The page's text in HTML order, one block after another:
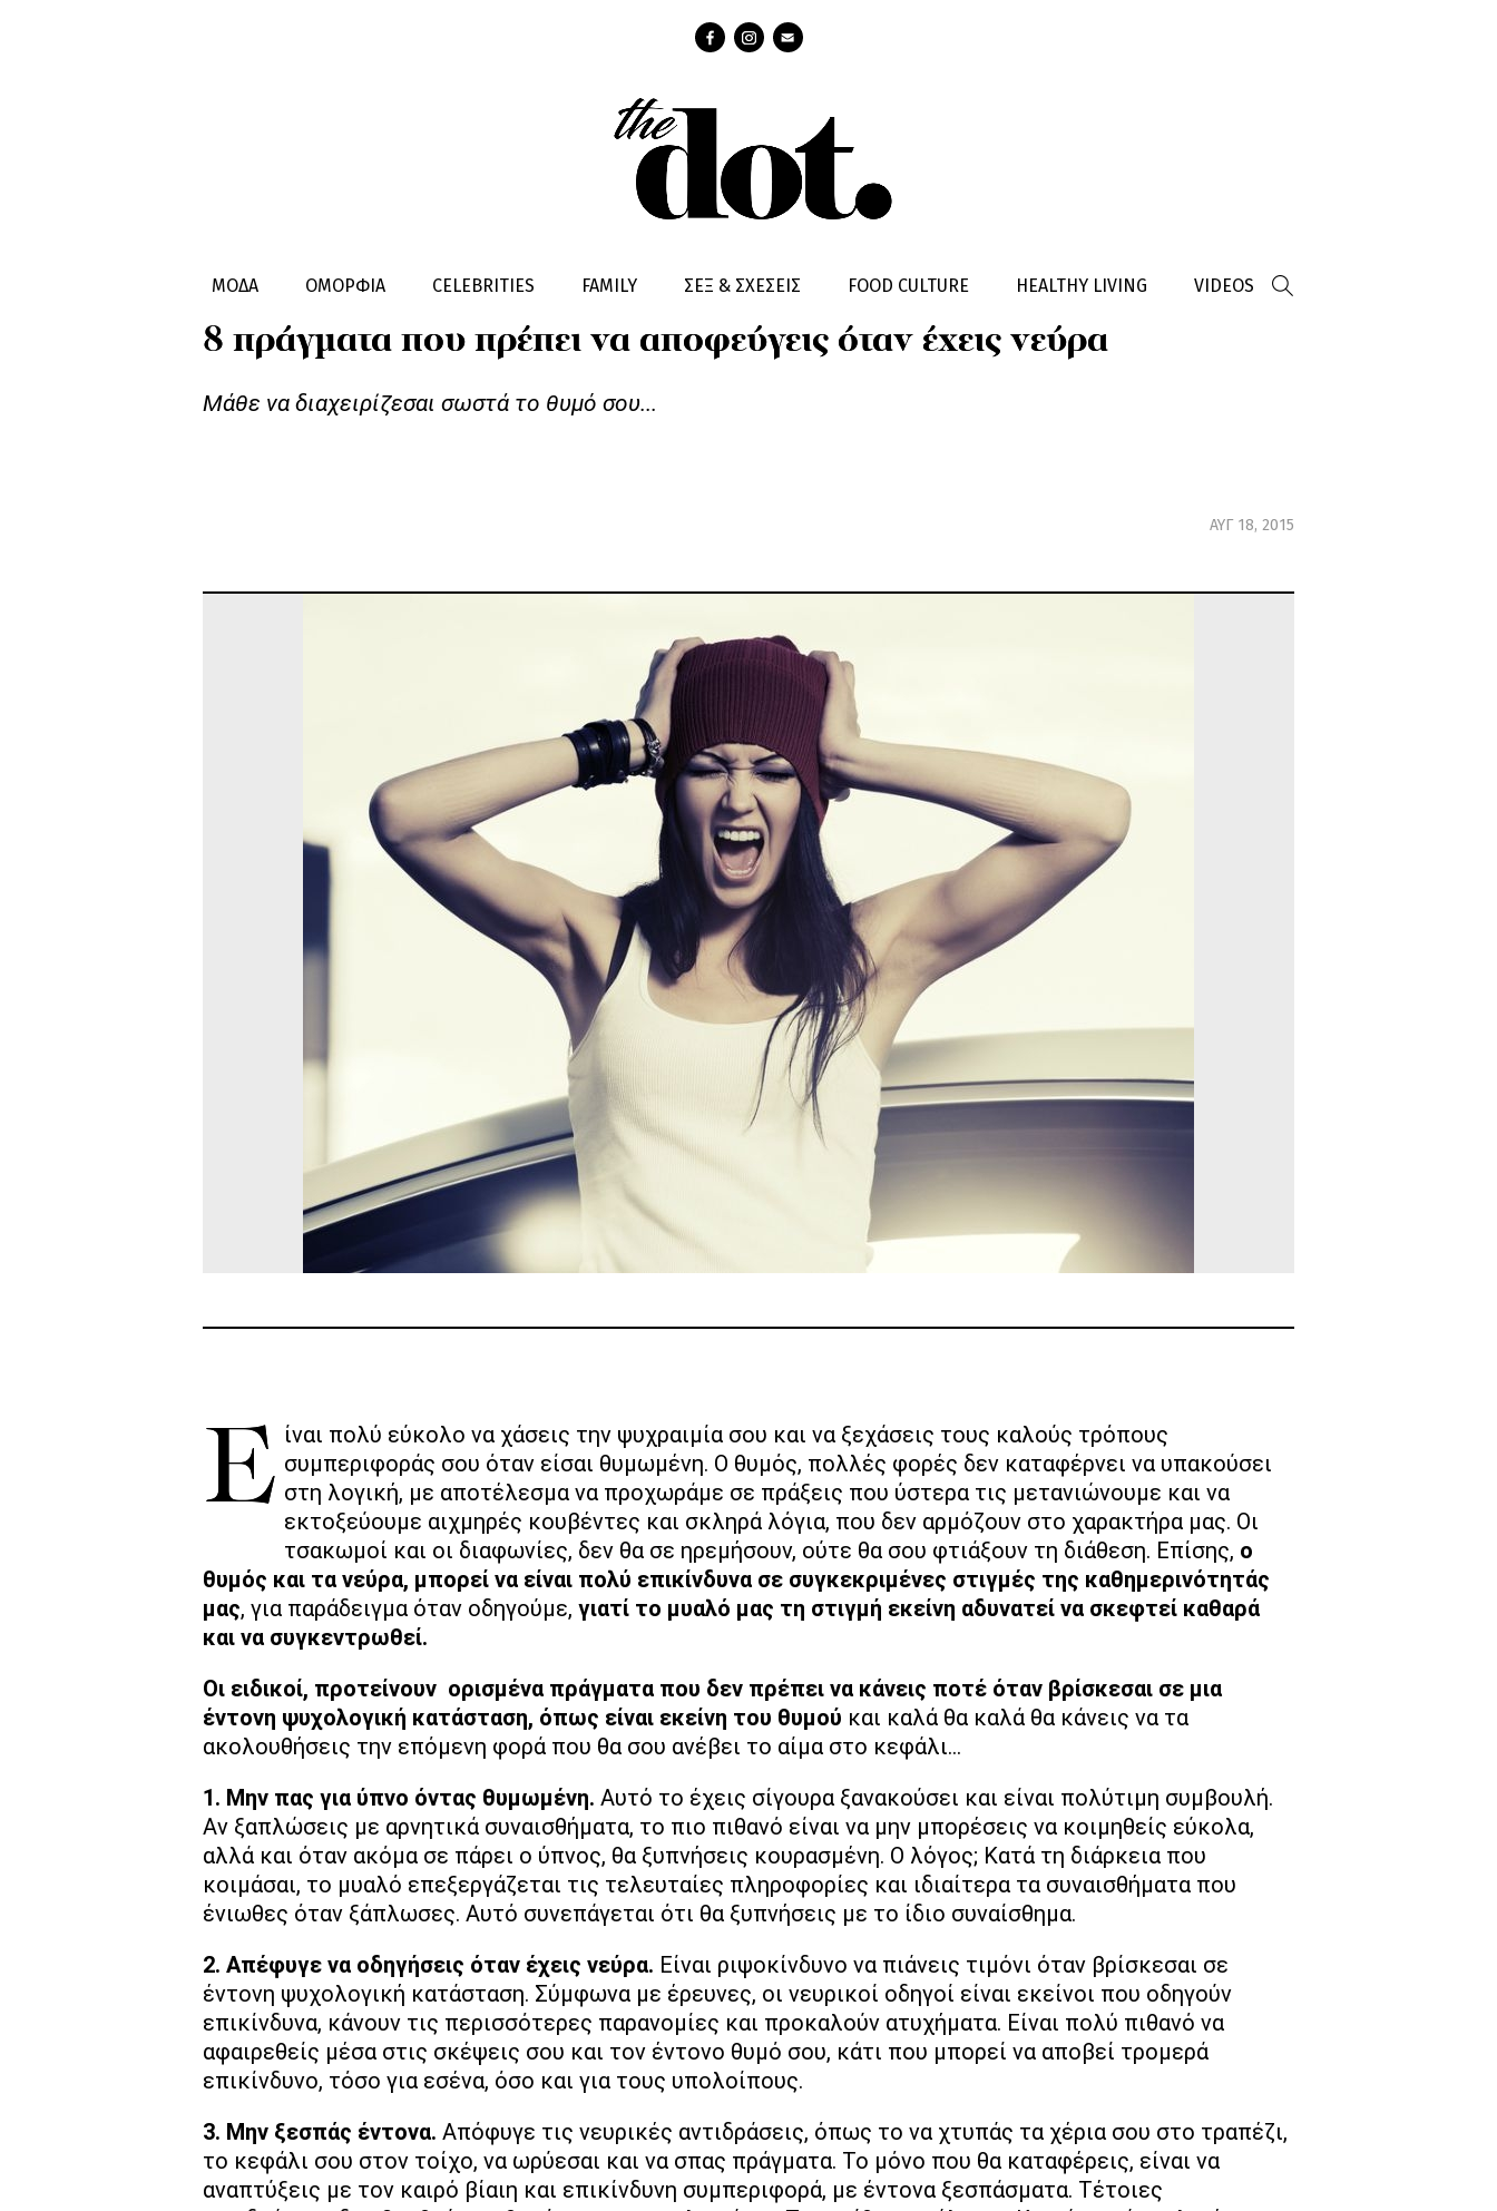
ΜΟΔΑ ΟΜΟΡΦΙΑ CELEBRITIES FAMILY ΣΕΞ & ΣΧΕΣΕΙΣ FOOD CULTURE HEALTHY LIVING VIDEOS
HEALTHY LIVING INSPIRATION
8 πράγματα που πρέπει να αποφεύγεις όταν έχεις νεύρα
Μάθε να διαχειρίζεσαι σωστά το θυμό σου...
ΑΥΓ 18, 2015
Είναι πολύ εύκολο να χάσεις την ψυχραιμία σου και να ξεχάσεις τους καλούς τρόπους συμπεριφοράς σου όταν είσαι θυμωμένη. Ο θυμός, πολλές φορές δεν καταφέρνει να υπακούσει
στη λογική, με αποτέλεσμα να προχωράμε σε πράξεις που ύστερα τις μετανιώνουμε και να
εκτοξεύουμε αιχμηρές κουβέντες και σκληρά λόγια, που δεν αρμόζουν στο χαρακτήρα μας. Οι
τσακωμοί και οι διαφωνίες, δεν θα σε ηρεμήσουν, ούτε θα σου φτιάξουν τη διάθεση. Επίσης, ο
θυμός και τα νεύρα, μπορεί να είναι πολύ επικίνδυνα σε συγκεκριμένες στιγμές της καθημερινότητάς
μας, για παράδειγμα όταν οδηγούμε, γιατί το μυαλό μας τη στιγμή εκείνη αδυνατεί να σκεφτεί καθαρά
και να συγκεντρωθεί.
Οι ειδικοί, προτείνουν ορισμένα πράγματα που δεν πρέπει να κάνεις ποτέ όταν βρίσκεσαι σε μια
έντονη ψυχολογική κατάσταση, όπως είναι εκείνη του θυμού και καλά θα καλά θα κάνεις να τα
ακολουθήσεις την επόμενη φορά που θα σου ανέβει το αίμα στο κεφάλι...
1. Μην πας για ύπνο όντας θυμωμένη. Αυτό το έχεις σίγουρα ξανακούσει και είναι πολύτιμη συμβουλή.
Αν ξαπλώσεις με αρνητικά συναισθήματα, το πιο πιθανό είναι να μην μπορέσεις να κοιμηθείς εύκολα,
αλλά και όταν ακόμα σε πάρει ο ύπνος, θα ξυπνήσεις κουρασμένη. Ο λόγος; Κατά τη διάρκεια που
κοιμάσαι, το μυαλό επεξεργάζεται τις τελευταίες πληροφορίες και ιδιαίτερα τα συναισθήματα που
ένιωθες όταν ξάπλωσες. Αυτό συνεπάγεται ότι θα ξυπνήσεις με το ίδιο συναίσθημα.
2. Απέφυγε να οδηγήσεις όταν έχεις νεύρα. Είναι ριψοκίνδυνο να πιάνεις τιμόνι όταν βρίσκεσαι σε
έντονη ψυχολογική κατάσταση. Σύμφωνα με έρευνες, οι νευρικοί οδηγοί είναι εκείνοι που οδηγούν
επικίνδυνα, κάνουν τις περισσότερες παρανομίες και προκαλούν ατυχήματα. Είναι πολύ πιθανό να
αφαιρεθείς μέσα στις σκέψεις σου και τον έντονο θυμό σου, κάτι που μπορεί να αποβεί τρομερά
επικίνδυνο, τόσο για εσένα, όσο και για τους υπολοίπους.
3. Μην ξεσπάς έντονα. Απόφυγε τις νευρικές αντιδράσεις, όπως το να χτυπάς τα χέρια σου στο τραπέζι,
το κεφάλι σου στον τοίχο, να ωρύεσαι και να σπας πράγματα. Το μόνο που θα καταφέρεις, είναι να
αναπτύξεις με τον καιρό βίαιη και επικίνδυνη συμπεριφορά, με έντονα ξεσπάσματα. Τέτοιες